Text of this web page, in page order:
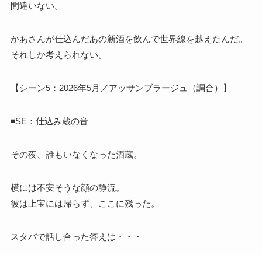
間違いない。
かあさんが仕込んだあの新酒を飲んで世界線を越えたんだ。
それしか考えられない。
【シーン5：2026年5月／アッサンブラージュ（調合）】
◾️SE：仕込み蔵の音
その夜、誰もいなくなった酒蔵。
横には不安そうな顔の静流。
彼は上宝には帰らず、ここに残った。
スタバで話し合った答えは・・・